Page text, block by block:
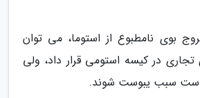
بوی نامطبوع از استوما، می توان
در کیسه استومی قرار داد، ولی
است سبب یبوست شوند.